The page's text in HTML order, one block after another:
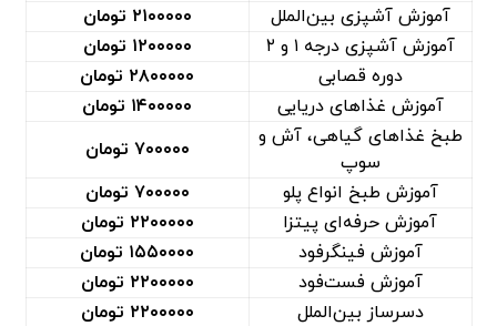
آموزش آشپزی بین‌الملل
۲۱۰۰۰۰۰ تومان
آموزش آشپزی درجه ۱ و ۲
۱۲۰۰۰۰۰ تومان
دوره قصابی
۲۸۰۰۰۰۰ تومان
آموزش غذا‌های دریایی
۱۴۰۰۰۰۰ تومان
طبخ غذا‌های گیاهی، آش و
سوپ
۷۰۰۰۰۰ تومان
آموزش طبخ انواع پلو
۷۰۰۰۰۰ تومان
آموزش حرفه‌ای پیتزا
۲۲۰۰۰۰۰ تومان
آموزش فینگرفود
۱۵۵۰۰۰۰ تومان
آموزش فست‌فود
۲۲۰۰۰۰۰ تومان
دسرساز بین‌الملل
۲۲۰۰۰۰۰ تومان